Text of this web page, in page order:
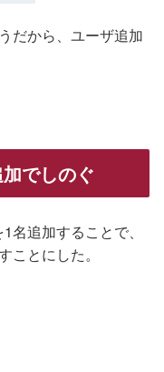
だから、ユーザ追加
でしのぐ
名追加することで、
とにした。